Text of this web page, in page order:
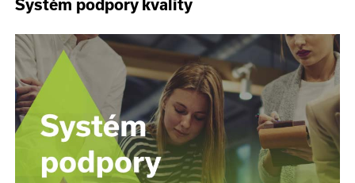
Systém podpory kvality